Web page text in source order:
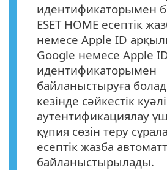
идентификаторымен
ESET HOME есептік
немесе Apple ID
Google немесе Apple
идентификаторымен
байланыстыруға
кезінде сәйкестік
аутентификациялау
құпия сөзін теру
есептік жазба
байланыстырылады.